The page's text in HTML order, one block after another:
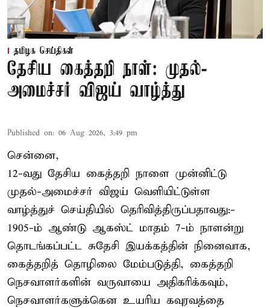
தமிழக செய்திகள்
தேசிய கைத்தறி நாள்: முதல்-
அமைச்சர் விஜய் வாழ்த்து
Published on: 06 Aug 2026, 3:49 pm
சென்னை,
12-வது தேசிய கைத்தறி நாளை முன்னிட்டு
முதல்-அமைச்சர் விஜய் வெளியிட்டுள்ள
வாழ்த்துச் செய்தியில் தெரிவித்திருப்பதாவது:-
1905-ம் ஆண்டு ஆகஸ்ட் மாதம் 7-ம் நாளன்று
தொடங்கப்பட்ட சுதேசி இயக்கத்தின் நினைவாக,
கைத்தறித் தொழிலை மேம்படுத்தி, கைத்தறி
நெசவாளர்களின் வருவாயை அதிகரிக்கவும்,
நெசவாளர்களுக்கென உயரிய கவுரவத்தை